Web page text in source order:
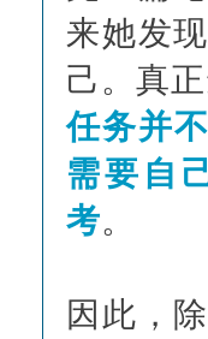
来她发
己。真
任务并
需要自
考。
因此，